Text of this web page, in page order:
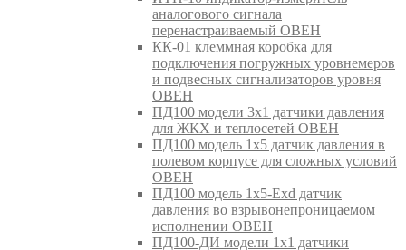
аналогового сигнала
перенастраиваемый ОВЕН
КК-01 клеммная коробка для
подключения погружных уровнемеров
и подвесных сигнализаторов уровня
ОВЕН
ПД100 модели 3х1 датчики давления
для ЖКХ и теплосетей ОВЕН
ПД100 модель 1х5 датчик давления в
полевом корпусе для сложных условий
ОВЕН
ПД100 модель 1х5-Exd датчик
давления во взрывонепроницаемом
исполнении ОВЕН
ПД100-ДИ модели 1х1 датчики